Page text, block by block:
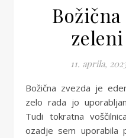
11. aprila,
Božična zvezda je eden od simbolov praznikov in
zelo rada jo
Tudi tokratna
ozadje sem uporabila